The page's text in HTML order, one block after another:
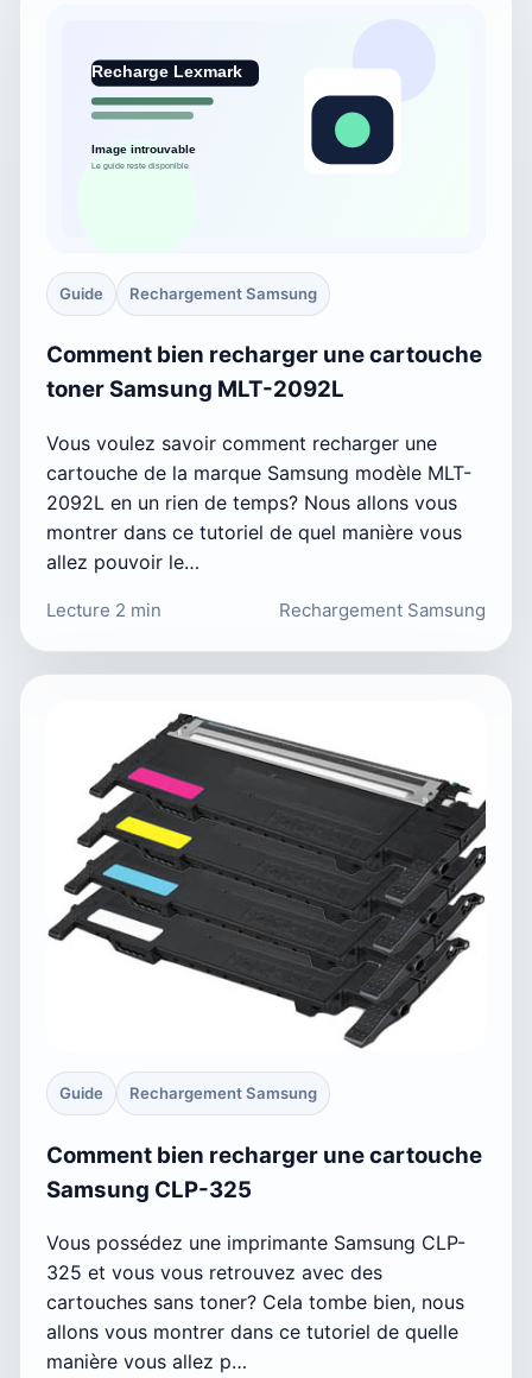
Guide Rechargement Samsung
Comment bien recharger une cartouche
toner Samsung MLT-2092L
Vous voulez savoir comment recharger une
cartouche de la marque Samsung modèle MLT-
2092L en un rien de temps? Nous allons vous
montrer dans ce tutoriel de quel manière vous
allez pouvoir le…
Lecture 2 min Rechargement Samsung
Guide Rechargement Samsung
Comment bien recharger une cartouche
Samsung CLP-325
Vous possédez une imprimante Samsung CLP-
325 et vous vous retrouvez avec des
cartouches sans toner? Cela tombe bien, nous
allons vous montrer dans ce tutoriel de quelle
manière vous allez p…